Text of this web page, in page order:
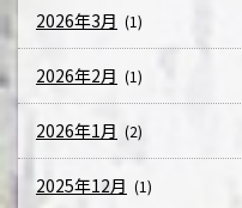
2026年3月 (1)
2026年2月 (1)
2026年1月 (2)
2025年12月 (1)